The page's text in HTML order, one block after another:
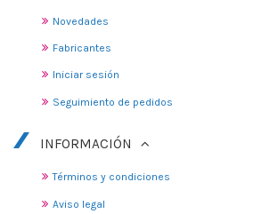
Novedades
Fabricantes
Iniciar sesión
Seguimiento de pedidos
INFORMACIÓN
Términos y condiciones
Aviso legal